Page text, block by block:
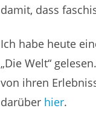
damit, dass
Ich habe heute
„Die Welt“
von ihren
darüber hier.